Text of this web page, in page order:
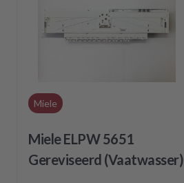
Miele
Miele ELPW 5651
Gereviseerd (Vaatwasser)